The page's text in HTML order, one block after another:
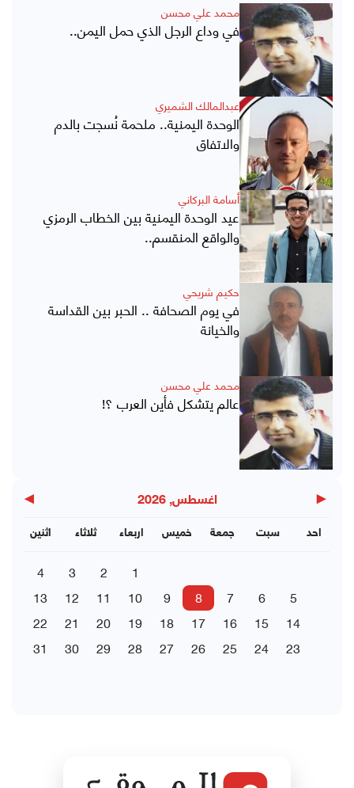
محمد علي محسن
في وداع الرجل الذي حمل اليمن..
عبدالمالك الشميري
الوحدة اليمنية.. ملحمة نُسجت بالدم
والاتفاق
أسامة البركاني
عيد الوحدة اليمنية بين الخطاب الرمزي
والواقع المنقسم..
حكيم شريحي
في يوم الصحافة .. الحبر بين القداسة
والخيانة
محمد علي محسن
عالم يتشكل فأين العرب ؟!
◀ اغسطس, 2026 ▶
اثنين ثلاثاء اربعاء خميس جمعة سبت احد
1
2
3
4
5
6
7
8
9
10
11
12
13
14
15
16
17
18
19
20
21
22
23
24
25
26
27
28
29
30
31